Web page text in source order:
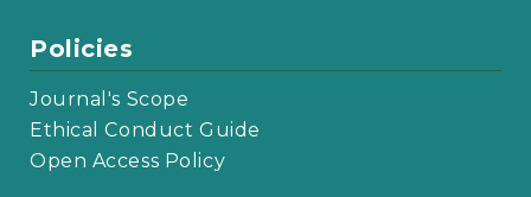
Policies
Journal's Scope
Ethical Conduct Guide
Open Access Policy